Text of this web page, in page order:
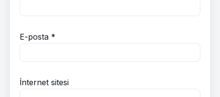
E-posta *
İnternet sitesi